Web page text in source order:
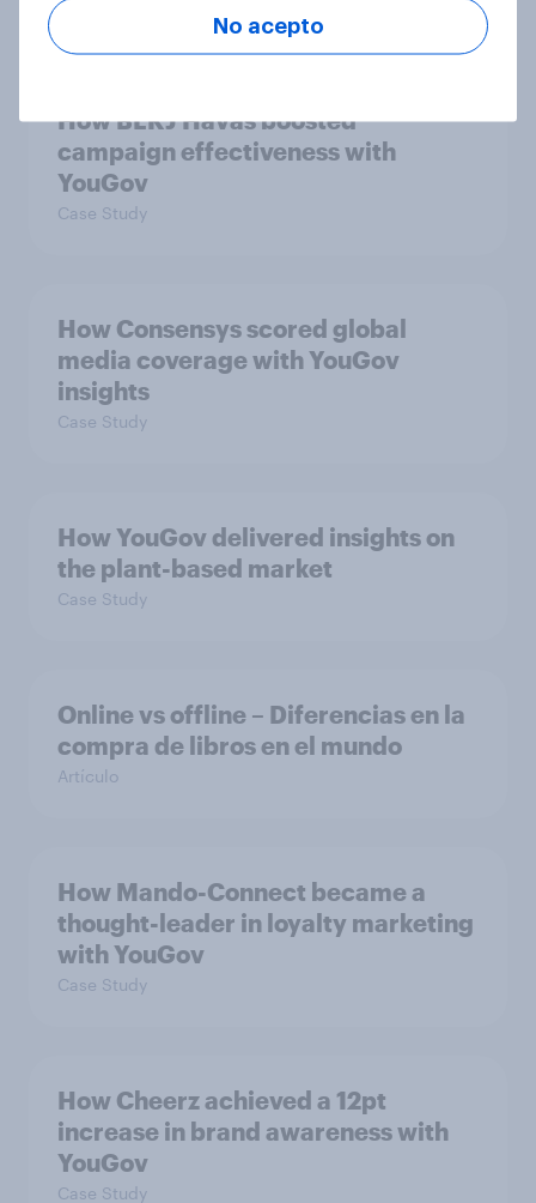
How BLKJ Havas boosted
campaign effectiveness with
YouGov
Case Study
How Consensys scored global
media coverage with YouGov
insights
Case Study
How YouGov delivered insights on
the plant-based market
Case Study
Online vs offline – Diferencias en la
compra de libros en el mundo
Artículo
How Mando-Connect became a
thought-leader in loyalty marketing
with YouGov
Case Study
How Cheerz achieved a 12pt
increase in brand awareness with
YouGov
Case Study
No acepto